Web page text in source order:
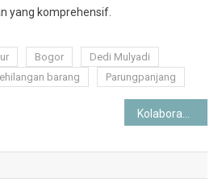
yang komprehensif.
Bogor
Dedi Mulyadi
barang Parungpanjang
Kolaborasi Epik! Sepatu Harry Potter x Puma Stewie 4 Rilis 18 Juli 2025, Harga Rp 2 Jutaan